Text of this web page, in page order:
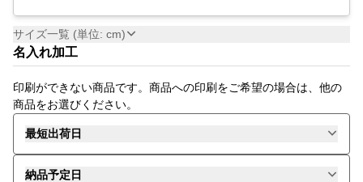
サイズ一覧 (単位: cm)
名入れ加工
印刷ができない商品です。商品への印刷をご希望の場合は、他の
商品をお選びください。
最短出荷日
納品予定日